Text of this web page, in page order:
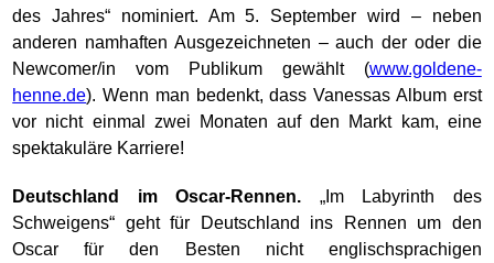
des Jahres“ nominiert. Am 5. September wird – neben
anderen namhaften Ausgezeichneten – auch der oder die
Newcomer/in vom Publikum gewählt (www.goldene-
henne.de). Wenn man bedenkt, dass Vanessas Album erst
vor nicht einmal zwei Monaten auf den Markt kam, eine
spektakuläre Karriere!
Deutschland im Oscar-Rennen. „Im Labyrinth des
Schweigens“ geht für Deutschland ins Rennen um den
Oscar für den Besten nicht englischsprachigen